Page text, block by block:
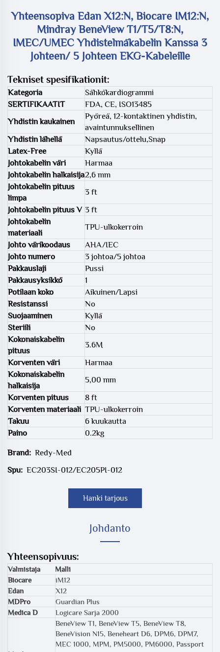
Yhteensopiva Edan X12:n, Biocare IM12:n,
Mindray BeneView T1/T5/T8:n,
IMEC/UMEC Yhdistelmäkabelin Kanssa 3
Johteen/ 5 Johteen EKG-Kabeleille
Tekniset spesifikationit:
Kategoria
Sähkökardiogrammi
SERTIFIKAATIT
FDA, CE, ISO13485
Yhdistin kaukainen
Pyöreä, 12-kontaktinen yhdistin,
avaintunnuksellinen
Yhdistin lähellä
Napsautus/ottelu,Snap
Latex-Free
Kyllä
Johtokabelin väri
Harmaa
Johtokabelin halkaisija2,6 mm
Johtokabelin pituus
limpa
3 ft
Johtokabelin pituus V 3 ft
Johtokabelin
materiaali
TPU-ulkokerroin
Johto värikoodaus
AHA/IEC
Johto numero
3 johtoa/5 johtoa
Pakkauslaji
Pussi
Pakkausyksikkö
1
Potilaan koko
Aikuinen/Lapsi
Resistanssi
No
Suojaaminen
Kyllä
Steriili
No
Kokonaiskabelin
pituus
3.6M
Korventen väri
Harmaa
Kokonaiskabelin
halkaisija
5,00 mm
Korventen pituus
8 ft
Korventen materiaali TPU-ulkokerroin
Takuu
6 kuukautta
Paino
0.2kg
Brand: Redy-Med
Spu: EC203SI-012/EC205PI-012
Hanki tarjous
Johdanto
Yhteensopivuus:
Valmistaja
Malli
Biocare
iM12
Edan
X12
MDPro
Guardian Plus
Medica D
Logicare Sarja 2000
BeneView T1, BeneView T5, BeneView T8,
BeneVision N15, Beneheart D6, DPM6, DPM7,
MEC 1000, MPM, PM5000, PM6000, Passport